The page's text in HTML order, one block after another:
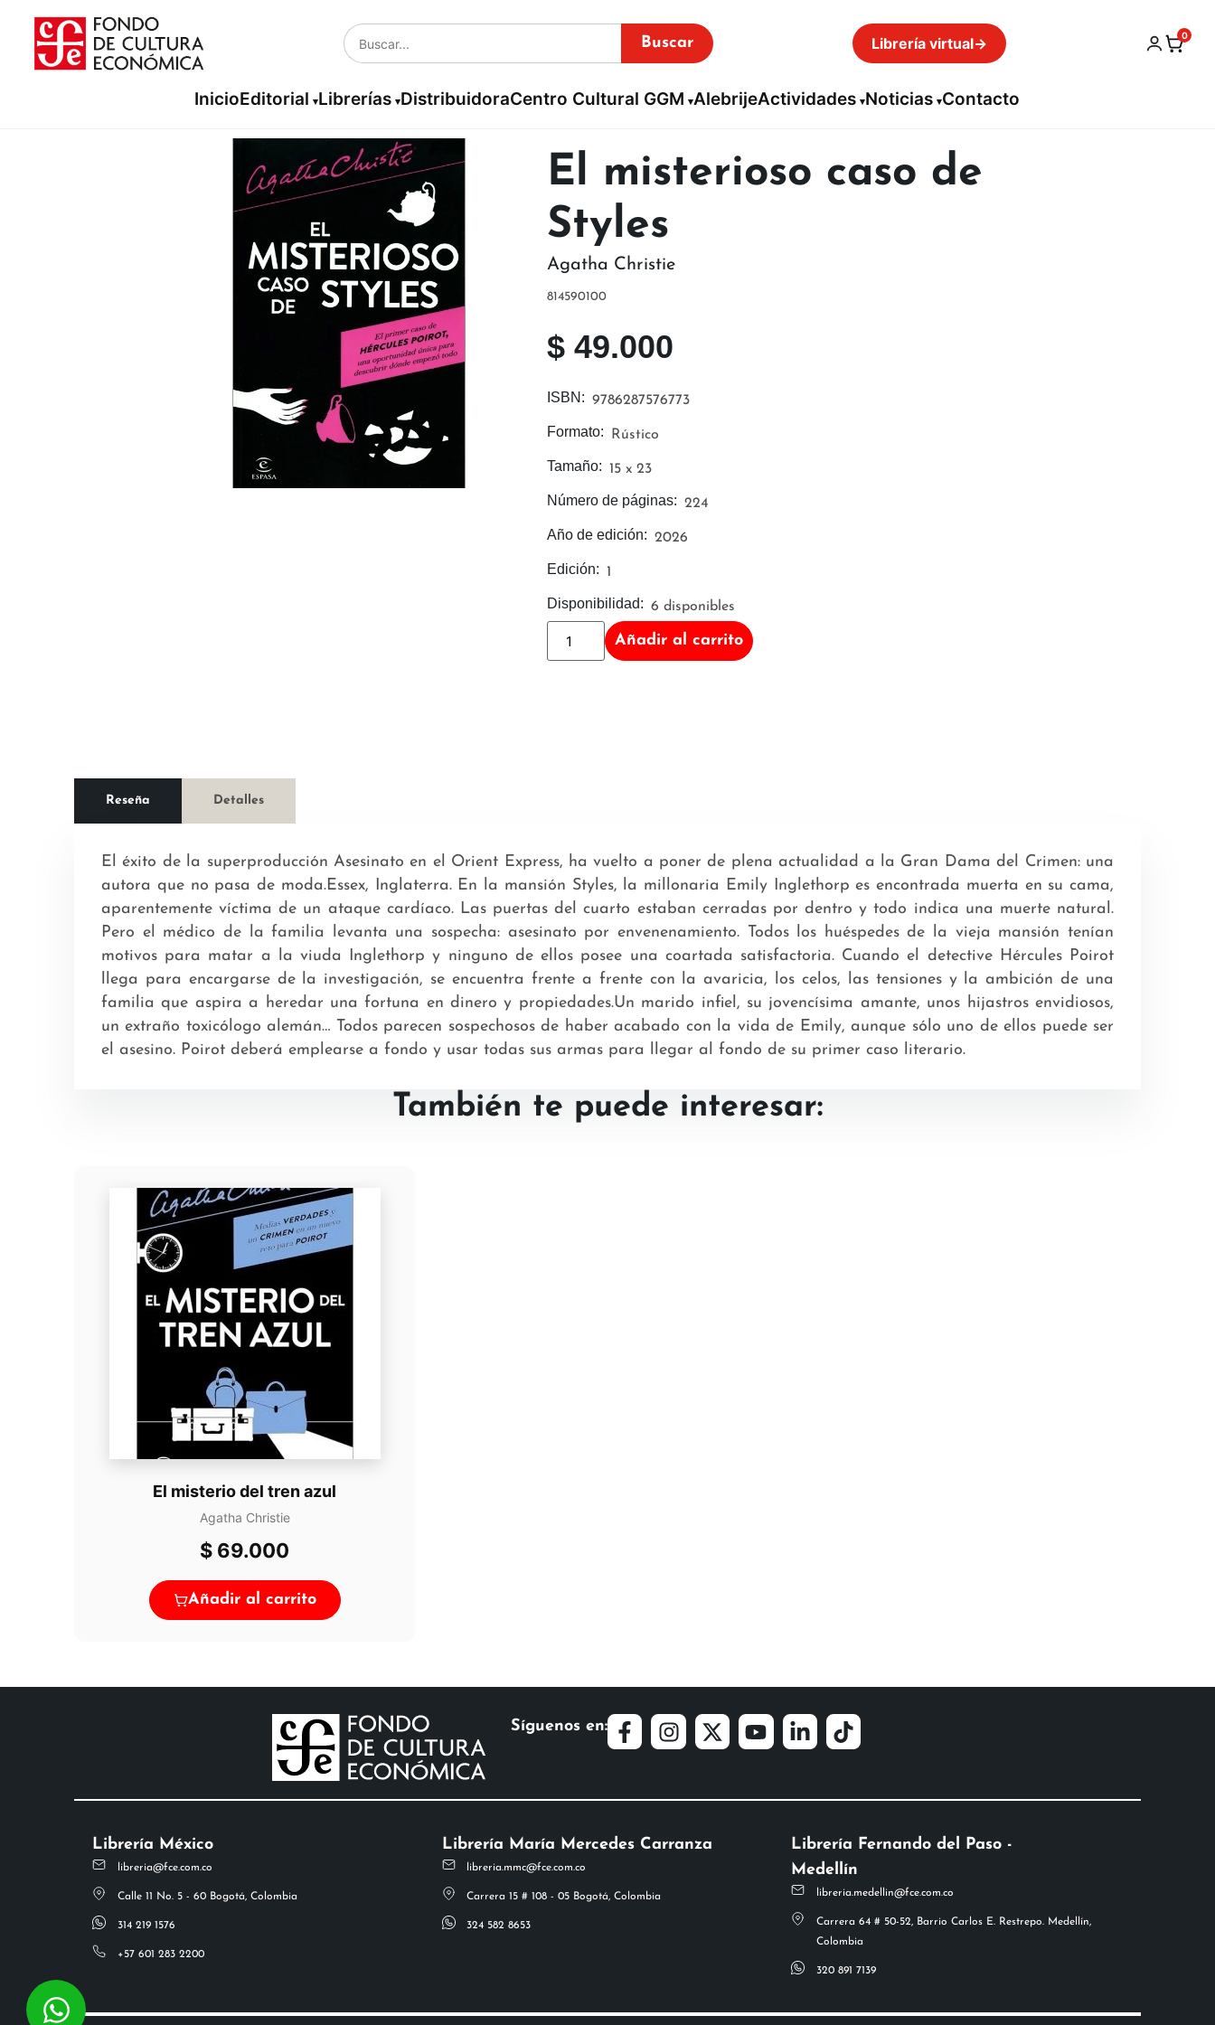
Buscar Librería virtual→ 0
InicioEditorial Librerías DistribuidoraCentro Cultural GGM AlebrijeActividades Noticias Contacto
Añadir al carrito
Disponibilidad: 6 disponibles
Edición: 1
Año de edición: 2026
Número de páginas: 224
Tamaño: 15 x 23
Formato: Rústico
ISBN: 9786287576773
$49.000
814590100
Agatha Christie
El misterioso caso de
Styles
Reseña Detalles
El éxito de la superproducción Asesinato en el Orient Express, ha vuelto a poner de plena actualidad a la Gran Dama del Crimen: una
autora que no pasa de moda.Essex, Inglaterra. En la mansión Styles, la millonaria Emily Inglethorp es encontrada muerta en su cama,
aparentemente víctima de un ataque cardíaco. Las puertas del cuarto estaban cerradas por dentro y todo indica una muerte natural.
Pero el médico de la familia levanta una sospecha: asesinato por envenenamiento. Todos los huéspedes de la vieja mansión tenían
motivos para matar a la viuda Inglethorp y ninguno de ellos posee una coartada satisfactoria. Cuando el detective Hércules Poirot
llega para encargarse de la investigación, se encuentra frente a frente con la avaricia, los celos, las tensiones y la ambición de una
familia que aspira a heredar una fortuna en dinero y propiedades.Un marido infiel, su jovencísima amante, unos hijastros envidiosos,
un extraño toxicólogo alemán… Todos parecen sospechosos de haber acabado con la vida de Emily, aunque sólo uno de ellos puede ser
el asesino. Poirot deberá emplearse a fondo y usar todas sus armas para llegar al fondo de su primer caso literario.
También te puede interesar:
El misterio del tren azul
Agatha Christie
$ 69.000
Añadir al carrito
Síguenos en:
Librería México
libreria@fce.com.co
Calle 11 No. 5 - 60 Bogotá, Colombia
314 219 1576
+57 601 283 2200
Librería María Mercedes Carranza
libreria.mmc@fce.com.co
Carrera 15 # 108 - 05 Bogotá, Colombia
324 582 8653
Librería Fernando del Paso -
Medellín
libreria.medellin@fce.com.co
Carrera 64 # 50-52, Barrio Carlos E. Restrepo. Medellín,
Colombia
320 891 7139